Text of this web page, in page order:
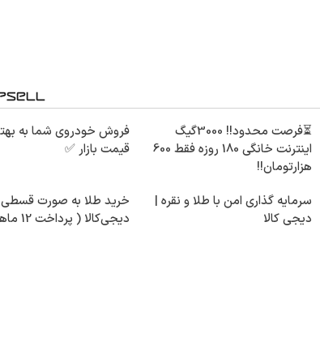
⏳فرصت محدود!! 3000گیگ
اینترنت خانگی 180 روزه فقط 600
هزارتومان!!
فروش خودروی شما به
قیمت بازار ✅
سرمایه گذاری امن با طلا و نقره |
دیجی کالا
خرید طلا به صورت قسطی
دیجی‌کالا ( پرداخت 12 ماهه )